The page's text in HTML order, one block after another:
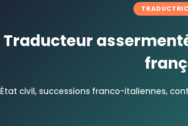
Traducteur
État civil, successions franco-italiennes,